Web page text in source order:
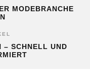
MODEBRANCHE
– SCHNELL UND